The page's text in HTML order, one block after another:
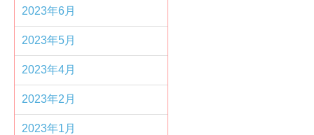
2023年6月
2023年5月
2023年4月
2023年2月
2023年1月